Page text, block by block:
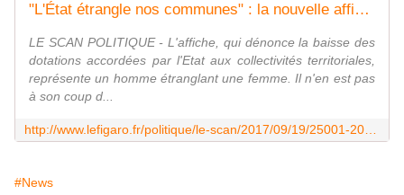
"L'État étrangle nos communes" : la nouvelle affiche polémique de Ménard à Béziers
LE SCAN POLITIQUE - L'affiche, qui dénonce la baisse des
dotations accordées par l'Etat aux collectivités territoriales,
représente un homme étranglant une femme. Il n'en est pas
à son coup d...
#News